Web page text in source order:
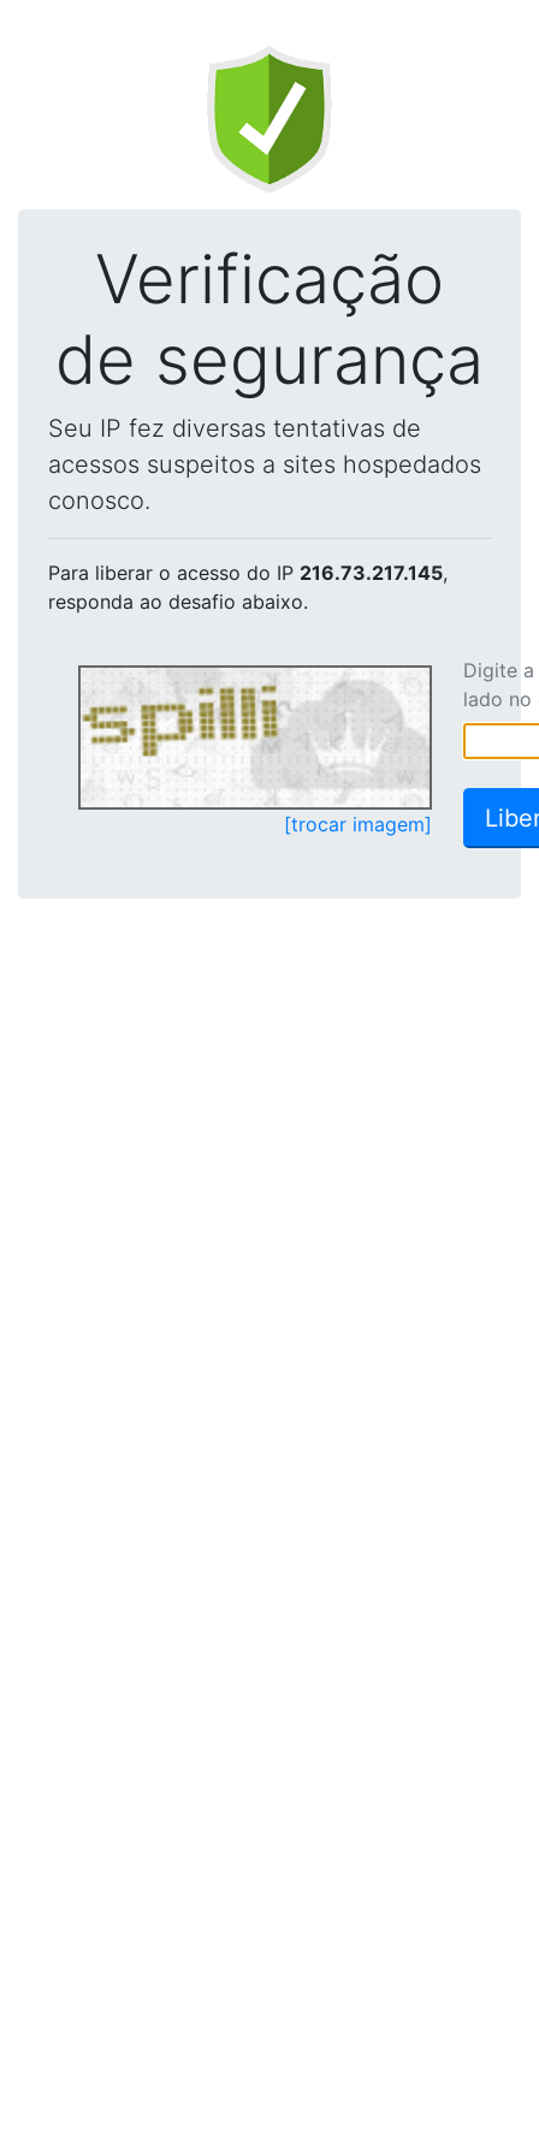
Verificação
de segurança
Seu IP fez diversas tentativas de
acessos suspeitos a sites hospedados
conosco.
Para liberar o acesso do IP 216.73.217.145,
responda ao desafio abaixo.
[trocar imagem]
Digite
lado no